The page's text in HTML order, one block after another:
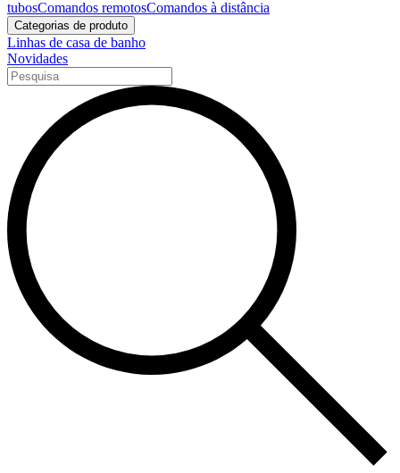
tubosComandos remotosComandos à distância
Categorias de produto
Linhas de casa de banho
Novidades